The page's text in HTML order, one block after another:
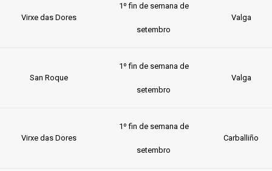
Virxe das Dores
1º fin de semana de
setembro
Valga
San Roque
1º fin de semana de
setembro
Valga
Virxe das Dores
1º fin de semana de
setembro
Carballiño